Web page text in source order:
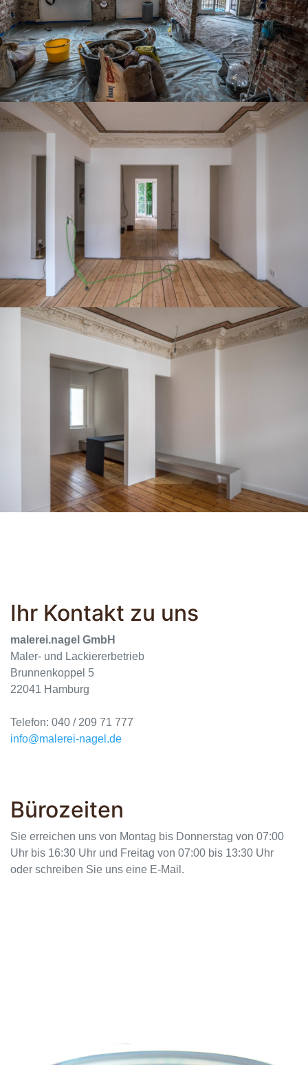
Ihr Kontakt zu uns
malerei.nagel GmbH
Maler- und Lackiererbetrieb
Brunnenkoppel 5
22041 Hamburg
Telefon: 040 / 209 71 777
info@malerei-nagel.de
Bürozeiten
Sie erreichen uns von Montag bis Donnerstag von 07:00
Uhr bis 16:30 Uhr und Freitag von 07:00 bis 13:30 Uhr
oder schreiben Sie uns eine E-Mail.